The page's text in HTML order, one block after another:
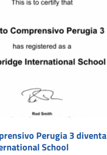
Perugia 3 diventa
School